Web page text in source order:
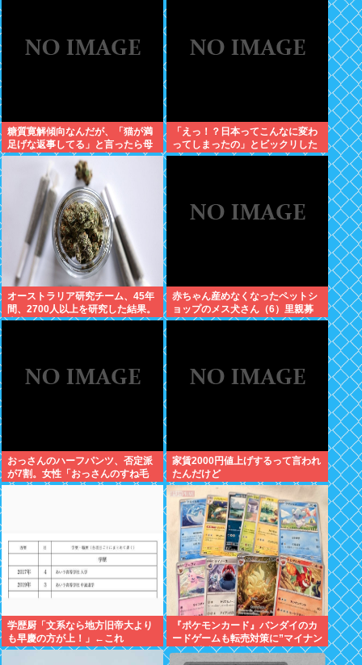
糖質寛解傾向なんだが、「猫が満
足げな返事してる」と言ったら母
親に「お気の毒w」と言われた
「えっ！？日本ってこんなに変わ
ってしまったの」とビックリした
こと
オーストラリア研究チーム、45年
間、2700人以上を研究した結果。
大麻に有益な効果はほとんどな
赤ちゃん産めなくなったペットシ
ョップのメス犬さん（6）里親募
集されてしまうwww
おっさんのハーフパンツ、否定派
が7割。女性「おっさんのすね毛
なんて見たくないじゃないですか
家賃2000円値上げするって言われ
たんだけど
学歴厨「文系なら地方旧帝大より
も早慶の方が上！」←これ
『ポケモンカード』バンダイのカ
ードゲームも転売対策に”マイナン
バー”導入開始「効果テキメン」